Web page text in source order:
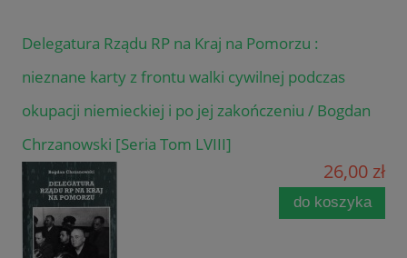
Delegatura Rządu RP na Kraj na Pomorzu :
nieznane karty z frontu walki cywilnej podczas
okupacji niemieckiej i po jej zakończeniu / Bogdan
Chrzanowski [Seria Tom LVIII]
26,00 zł
do koszyka